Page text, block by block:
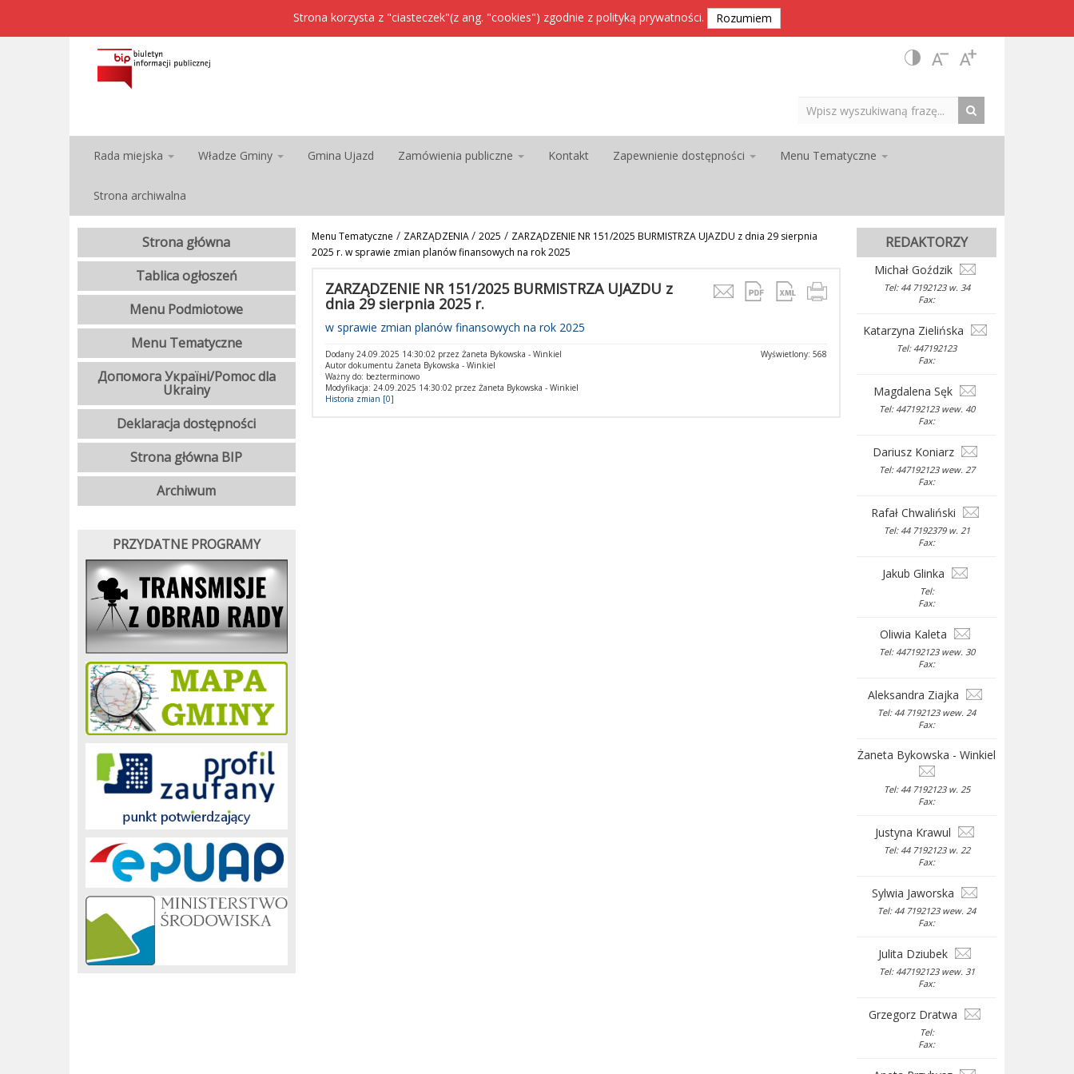
Strona korzysta z "ciasteczek"(z ang. "cookies") zgodnie z polityką prywatności. Rozumiem
Rada miejska Władze Gminy Gmina Ujazd Zamówienia publiczne Kontakt Zapewnienie dostępności Menu Tematyczne
Strona archiwalna
Menu Tematyczne / ZARZĄDZENIA/ 2025 / ZARZĄDZENIE NR 151/2025 BURMISTRZA UJAZDU z dnia 29 sierpnia
2025 r. w sprawie zmian planów finansowych na rok 2025
ZARZĄDZENIE NR 151/2025 BURMISTRZA UJAZDU z
dnia 29 sierpnia 2025 r.
w sprawie zmian planów finansowych na rok 2025
Wyświetlony: 568
Dodany 24.09.2025 14:30:02 przez Żaneta Bykowska - Winkiel
Autor dokumentu Żaneta Bykowska - Winkiel
Ważny do: bezterminowo
Modyfikacja: 24.09.2025 14:30:02 przez Żaneta Bykowska - Winkiel
Historia zmian [0]
Strona główna
Tablica ogłoszeń
Menu Podmiotowe
Menu Tematyczne
Допомога Україні/Pomoc dla
Ukrainy
Deklaracja dostępności
Strona główna BIP
Archiwum
PRZYDATNE PROGRAMY
REDAKTORZY
Michał Goździk
Tel: 44 7192123 w. 34
Fax:
Katarzyna Zielińska
Tel: 447192123
Fax:
Magdalena Sęk
Tel: 447192123 wew. 40
Fax:
Dariusz Koniarz
Tel: 447192123 wew. 27
Fax:
Rafał Chwaliński
Tel: 44 7192379 w. 21
Fax:
Jakub Glinka
Tel:
Fax:
Oliwia Kaleta
Tel: 447192123 wew. 30
Fax:
Aleksandra Ziajka
Tel: 44 7192123 wew. 24
Fax:
Żaneta Bykowska - Winkiel
Tel: 44 7192123 w. 25
Fax:
Justyna Krawul
Tel: 44 7192123 w. 22
Fax:
Sylwia Jaworska
Tel: 44 7192123 wew. 24
Fax:
Julita Dziubek
Tel: 447192123 wew. 31
Fax:
Grzegorz Dratwa
Tel:
Fax: